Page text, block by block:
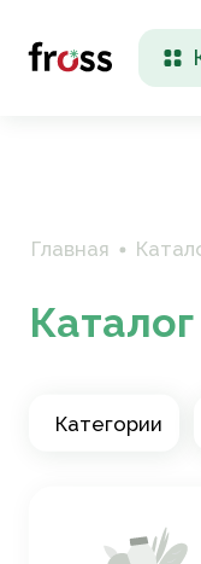
+7 (923) 200 90 50
Главная
Каталог
Категории